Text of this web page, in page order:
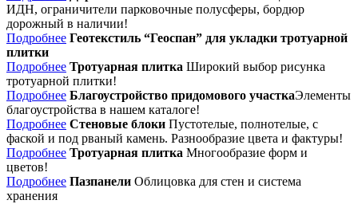
ИДН, ограничители парковочные полусферы, бордюр
дорожный в наличии!
Подробнее Геотекстиль “Геоспан” для укладки тротуарной
плитки
Подробнее Тротуарная плитка Широкий выбор рисунка
тротуарной плитки!
Подробнее Благоустройство придомового участкаЭлементы
благоустройства в нашем каталоге!
Подробнее Стеновые блоки Пустотелые, полнотелые, с
фаской и под рваный камень. Разнообразие цвета и фактуры!
Подробнее Тротуарная плитка Многообразие форм и
цветов!
Подробнее Пазпанели Облицовка для стен и система
хранения